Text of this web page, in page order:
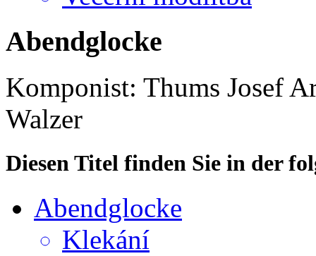
Abendglocke
Komponist: Thums Josef
Walzer
Diesen Titel finden Sie in der
Abendglocke
Klekání